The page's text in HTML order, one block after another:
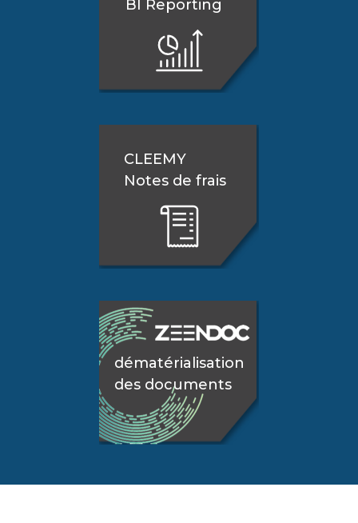
BI Reporting
CLEEMY
Notes de frais
dématérialisation
des documents